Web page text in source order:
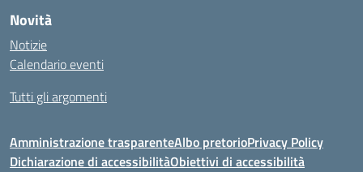
Novità
Notizie
Calendario eventi
Tutti gli argomenti
Amministrazione trasparenteAlbo pretorioPrivacy Policy
Dichiarazione di accessibilitàObiettivi di accessibilità